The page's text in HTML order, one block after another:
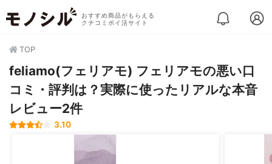
おすすめ商品がもらえる
クチコミポイ活サイト
TOP
feliamo(フェリアモ) フェリアモの悪い口
コミ・評判は？実際に使ったリアルな本音
レビュー2件
3.10